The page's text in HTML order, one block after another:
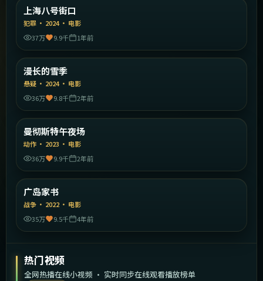
精选
上海八号街口
犯罪 · 2024· 电影
37万
9.9千 1年前
精选
漫长的雪季
悬疑 · 2024· 电影
36万
9.8千 2年前
精选
曼彻斯特午夜场
动作 · 2023 · 电影
36万
9.9千 2年前
精选
广岛家书
战争 · 2022 · 电影
35万
9.5千 4年前
热门视频
全网热播在线小视频 · 实时同步在线观看播放榜单